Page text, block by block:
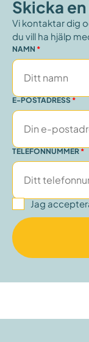
Skicka
Vi kontaktar dig
du vill ha hjälp
NAMN
E-POSTADRESS
TELEFONNUMMER
Jag